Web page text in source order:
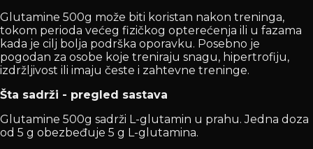
Glutamine 500g može biti koristan nakon treninga,
tokom perioda većeg fizičkog opterećenja ili u fazama
kada je cilj bolja podrška oporavku. Posebno je
pogodan za osobe koje treniraju snagu, hipertrofiju,
izdržljivost ili imaju česte i zahtevne treninge.
Šta sadrži - pregled sastava
Glutamine 500g sadrži L-glutamin u prahu. Jedna doza
od 5 g obezbeđuje 5 g L-glutamina.